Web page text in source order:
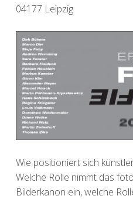
04177 Leipzig
Wie positioniert sich
Welche Rolle nimmt das
Bilderkanon ein, welche